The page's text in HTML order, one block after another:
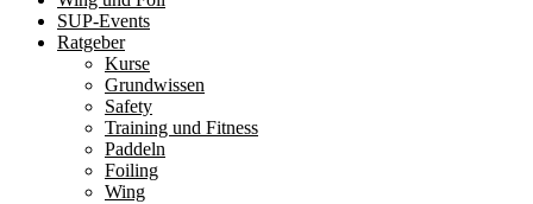
SUP-Events
Ratgeber
Kurse
Grundwissen
Safety
Training und Fitness
Paddeln
Foiling
Wing